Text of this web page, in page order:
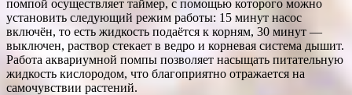
помпой осуществляет таймер, с помощью которого можно
установить следующий режим работы: 15 минут насос
включён, то есть жидкость подаётся к корням, 30 минут —
выключен, раствор стекает в ведро и корневая система дышит.
Работа аквариумной помпы позволяет насыщать питательную
жидкость кислородом, что благоприятно отражается на
самочувствии растений.